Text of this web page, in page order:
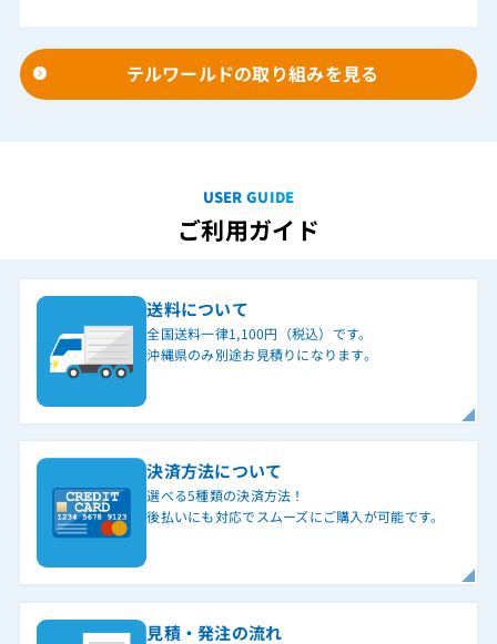
テルワールドの取り組みを見る
USER GUIDE
ご利用ガイド
送料について
全国送料一律1,100円（税込）です。
沖縄県のみ別途お見積りになります。
決済方法について
選べる5種類の決済方法！
後払いにも対応でスムーズにご購入が可能です。
見積・発注の流れ